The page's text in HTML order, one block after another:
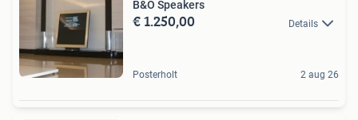
B&O Speakers
€ 1.250,00 Details
Posterholt 2 aug 26